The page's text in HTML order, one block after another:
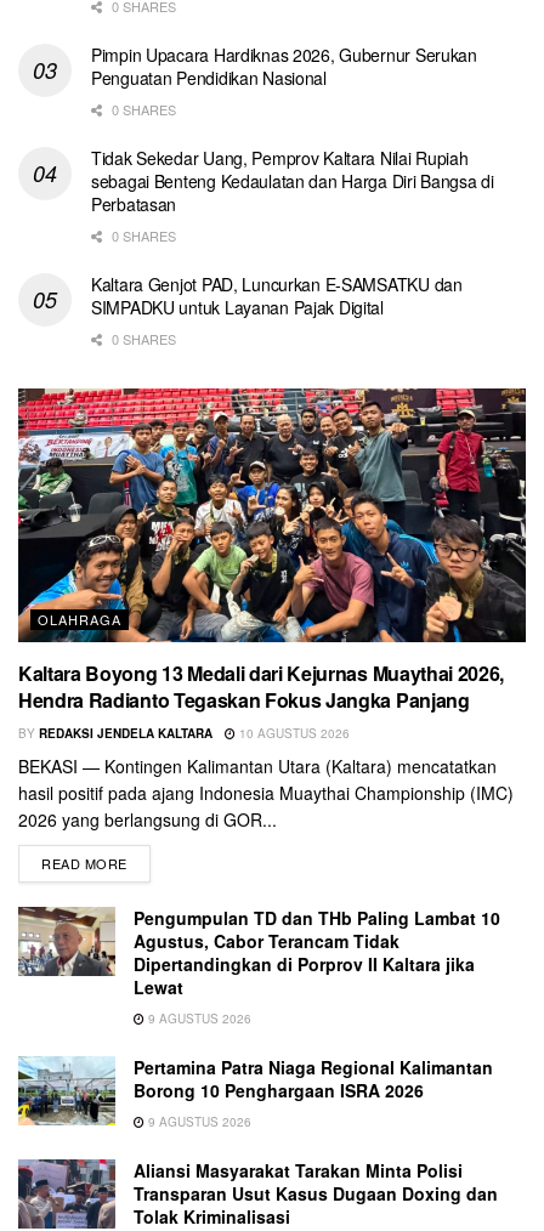
0 SHARES
Pimpin Upacara Hardiknas 2026, Gubernur Serukan
Penguatan Pendidikan Nasional
0 SHARES
Tidak Sekedar Uang, Pemprov Kaltara Nilai Rupiah
sebagai Benteng Kedaulatan dan Harga Diri Bangsa di
Perbatasan
0 SHARES
Kaltara Genjot PAD, Luncurkan E-SAMSATKU dan
SIMPADKU untuk Layanan Pajak Digital
0 SHARES
OLAHRAGA
Kaltara Boyong 13 Medali dari Kejurnas Muaythai 2026,
Hendra Radianto Tegaskan Fokus Jangka Panjang
BY REDAKSI JENDELA KALTARA 10 AGUSTUS 2026
BEKASI — Kontingen Kalimantan Utara (Kaltara) mencatatkan
hasil positif pada ajang Indonesia Muaythai Championship (IMC)
2026 yang berlangsung di GOR...
READ MORE
Pengumpulan TD dan THb Paling Lambat 10
Agustus, Cabor Terancam Tidak
Dipertandingkan di Porprov II Kaltara jika
Lewat
9 AGUSTUS 2026
Pertamina Patra Niaga Regional Kalimantan
Borong 10 Penghargaan ISRA 2026
9 AGUSTUS 2026
Aliansi Masyarakat Tarakan Minta Polisi
Transparan Usut Kasus Dugaan Doxing dan
Tolak Kriminalisasi